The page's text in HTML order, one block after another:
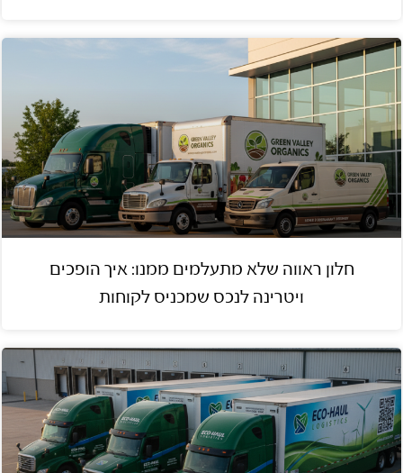
חלון ראווה שלא מתעלמים ממנו: איך הופכים
ויטרינה לנכס שמכניס לקוחות